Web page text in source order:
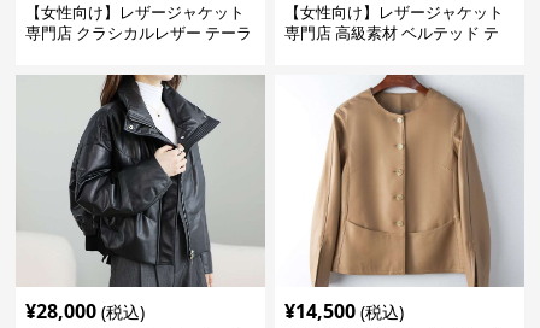
【女性向け】レザージャケット
専門店 クラシカルレザー テーラ
【女性向け】レザージャケット
専門店 高級素材 ベルテッド テ
¥28,000 (税込) ¥14,500 (税込)